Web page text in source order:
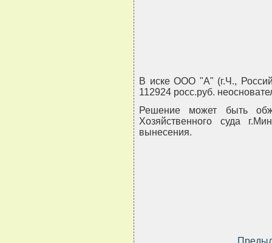
В иске ООО "А" (г.Ч.,
112924 росс.руб.
Решение может быть
Хозяйственного суда
вынесения.